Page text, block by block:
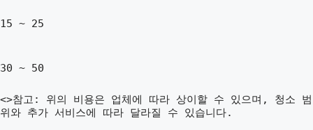
15 ~ 25
30 ~ 50
<>참고: 위의 비용은 업체에 따라 상이할 수 있으며, 청소 범
위와 추가 서비스에 따라 달라질 수 있습니다.